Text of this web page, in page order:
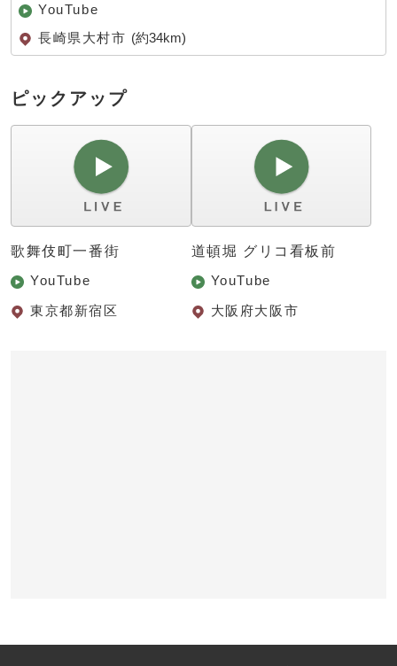
YouTube
長崎県大村市 (約34km)
ピックアップ
歌舞伎町一番街
YouTube
東京都新宿区
道頓堀 グリコ看板前
YouTube
大阪府大阪市